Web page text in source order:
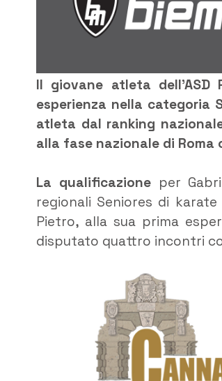
Il giovane atleta dell’ASD
esperienza nella categoria
atleta dal ranking
alla fase nazionale di Roma
La qualificazioneper
regionali Seniores di
Pietro, alla sua prima
disputato quattro incontri